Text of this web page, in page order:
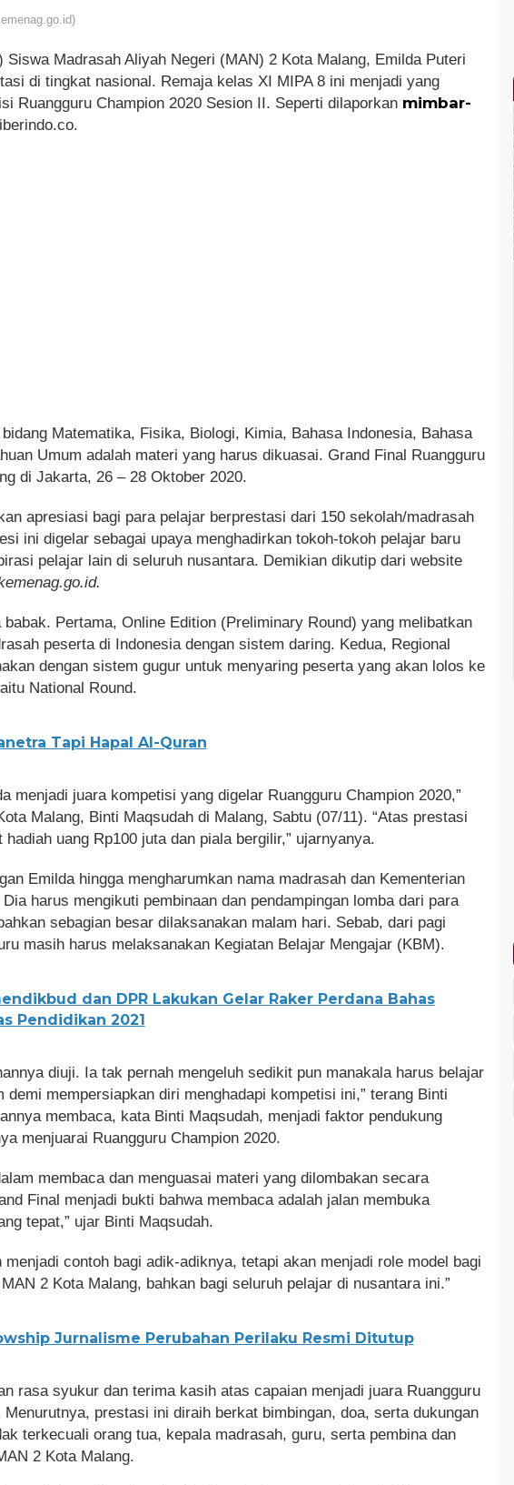
Siswa Madrasah Aliyah Negeri (MAN) 2 Kota Malang, Emilda Puteri
di tingkat nasional. Remaja kelas XI MIPA 8 ini menjadi yang
Ruangguru Champion 2020 Sesion II. Seperti dilaporkan mimbar-
Matematika, Fisika, Biologi, Kimia, Bahasa Indonesia, Bahasa
Umum adalah materi yang harus dikuasai. Grand Final Ruangguru
di Jakarta, 26 – 28 Oktober 2020.
apresiasi bagi para pelajar berprestasi dari 150 sekolah/madrasah
ini digelar sebagai upaya menghadirkan tokoh-tokoh pelajar baru
pelajar lain di seluruh nusantara. Demikian dikutip dari website
Pertama, Online Edition (Preliminary Round) yang melibatkan
peserta di Indonesia dengan sistem daring. Kedua, Regional
dengan sistem gugur untuk menyaring peserta yang akan lolos ke
National Round.
Tapi Hapal Al-Quran
menjadi juara kompetisi yang digelar Ruangguru Champion 2020,”
Malang, Binti Maqsudah di Malang, Sabtu (07/11). “Atas prestasi
hadiah uang Rp100 juta dan piala bergilir,” ujarnyanya.
Emilda hingga mengharumkan nama madrasah dan Kementerian
harus mengikuti pembinaan dan pendampingan lomba dari para
sebagian besar dilaksanakan malam hari. Sebab, dari pagi
masih harus melaksanakan Kegiatan Belajar Mengajar (KBM).
dan DPR Lakukan Gelar Raker Perdana Bahas
Pendidikan 2021
diuji. Ia tak pernah mengeluh sedikit pun manakala harus belajar
demi mempersiapkan diri menghadapi kompetisi ini,” terang Binti
membaca, kata Binti Maqsudah, menjadi faktor pendukung
menjuarai Ruangguru Champion 2020.
membaca dan menguasai materi yang dilombakan secara
Final menjadi bukti bahwa membaca adalah jalan membuka
tepat,” ujar Binti Maqsudah.
menjadi contoh bagi adik-adiknya, tetapi akan menjadi role model bagi
2 Kota Malang, bahkan bagi seluruh pelajar di nusantara ini.”
Jurnalisme Perubahan Perilaku Resmi Ditutup
rasa syukur dan terima kasih atas capaian menjadi juara Ruangguru
Menurutnya, prestasi ini diraih berkat bimbingan, doa, serta dukungan
terkecuali orang tua, kepala madrasah, guru, serta pembina dan
2 Kota Malang.